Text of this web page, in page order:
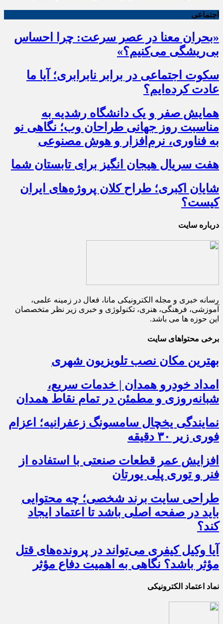
اجتماعی
«بحران معنا در عصر سرعت: چرا احساس
بی‌ریشگی می‌کنیم؟»
سکوت اجتماعی در برابر نابرابری؛ آیا ما
عادت کرده‌ایم؟
همایش صفر و یک دانشگاه رشدیه به
مناسبت روز جهانی طراحان وب؛ نگاهی نو
به فناوری، نرم‌افزار و هوش مصنوعی
هفت سریال هیجان انگیز برای تابستان شما
شایان اکبری؛ طراح کلان پروژه‌های ایران
کیست؟
درباره سایت
رسانه خبری و مجله الکترونیکی مانا، فعال در زمینه علمی،
آموزشی، فرهنگی، هنری، تکنولوژی و خبری زیر نظر متخصصان
این حوزه ها می باشد.
برخی محتواهای سایت
بهترین مکان نصب تلویزیون شهری
امداد خودرو همدان | خدمات سریع،
شبانه‌روزی و مطمئن در تمام نقاط همدان
نمایندگی یخچال سامسونگ زعفرانیه؛ اعزام
فوری زیر ۳۰ دقیقه
افزایش عمر قطعات صنعتی با استفاده از
فنر و توری پلی یورتان
طراحی سایت برند شخصی؛ چه محتوایی
باید در صفحه اصلی باشد تا اعتماد ایجاد
کند؟
آیا وکیل کیفری می‌تواند در پرونده‌های قتل
مؤثر باشد؟ نگاهی به اهمیت دفاع مؤثر
نماد اعتماد الکترونیکی